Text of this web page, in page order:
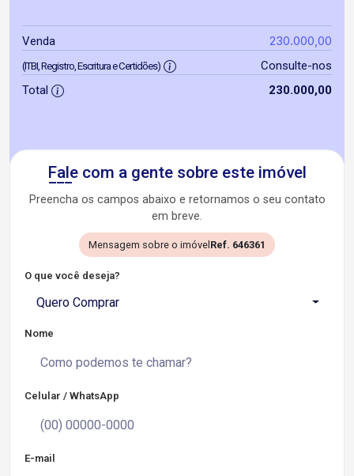
Venda 230.000,00
(ITBI, Registro, Escritura e Certidões)
Consulte-nos
Total
230.000,00
Fale com a gente sobre este imóvel
Preencha os campos abaixo e retornamos o seu contato
em breve.
Mensagem sobre o imóvelRef. 646361
O que você deseja?
Quero Comprar
Nome
Celular / WhatsApp
E-mail